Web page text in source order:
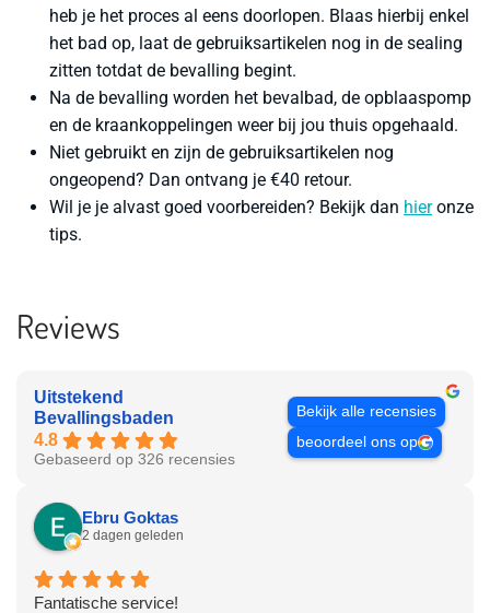
heb je het proces al eens doorlopen. Blaas hierbij enkel
het bad op, laat de gebruiksartikelen nog in de sealing
zitten totdat de bevalling begint.
Na de bevalling worden het bevalbad, de opblaaspomp
en de kraankoppelingen weer bij jou thuis opgehaald.
Niet gebruikt en zijn de gebruiksartikelen nog
ongeopend? Dan ontvang je €40 retour.
Wil je je alvast goed voorbereiden? Bekijk dan hieronze
tips.
Reviews
Uitstekend
Bevallingsbaden
4.8
Gebaseerd op 326 recensies
Bekijk alle recensies
beoordeel ons op
Ebru Goktas
2 dagen geleden
Fantatische service!